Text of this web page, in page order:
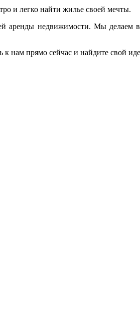
и легко найти жилье своей мечты.
аренды недвижимости. Мы делаем
нам прямо сейчас и найдите свой